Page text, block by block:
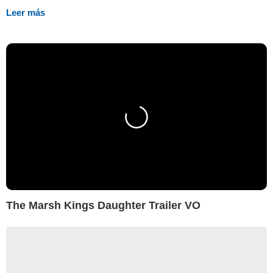
Leer más
The Marsh Kings Daughter Trailer VO